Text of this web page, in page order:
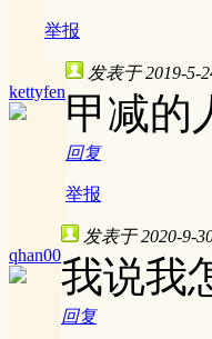
举报
kettyfen
发表于 2019-5-
甲减的
回复
举报
qhan00
发表于 2020-9-
我说我
回复